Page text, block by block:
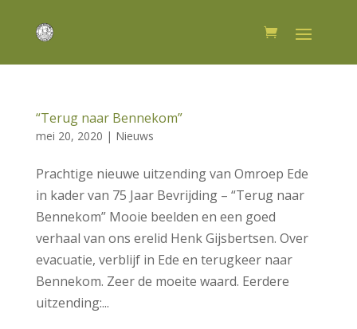
“Terug naar Bennekom”
mei 20, 2020 | Nieuws
Prachtige nieuwe uitzending van Omroep Ede
in kader van 75 Jaar Bevrijding – “Terug naar
Bennekom” Mooie beelden en een goed
verhaal van ons erelid Henk Gijsbertsen. Over
evacuatie, verblijf in Ede en terugkeer naar
Bennekom. Zeer de moeite waard. Eerdere
uitzending:...